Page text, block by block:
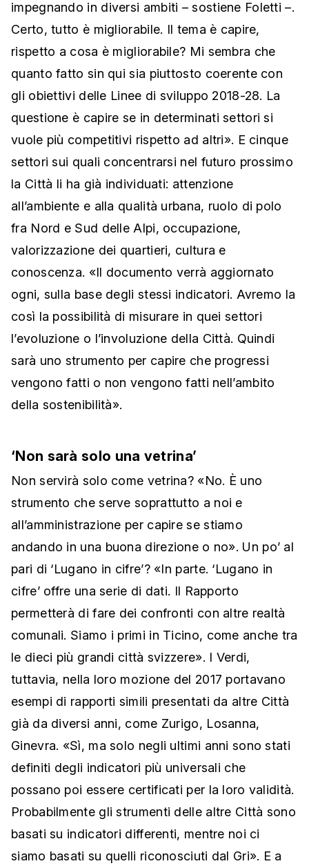
impegnando in diversi ambiti – sostiene Foletti –.
Certo, tutto è migliorabile. Il tema è capire,
rispetto a cosa è migliorabile? Mi sembra che
quanto fatto sin qui sia piuttosto coerente con
gli obiettivi delle Linee di sviluppo 2018-28. La
questione è capire se in determinati settori si
vuole più competitivi rispetto ad altri». E cinque
settori sui quali concentrarsi nel futuro prossimo
la Città li ha già individuati: attenzione
all’ambiente e alla qualità urbana, ruolo di polo
fra Nord e Sud delle Alpi, occupazione,
valorizzazione dei quartieri, cultura e
conoscenza. «Il documento verrà aggiornato
ogni, sulla base degli stessi indicatori. Avremo la
così la possibilità di misurare in quei settori
l’evoluzione o l’involuzione della Città. Quindi
sarà uno strumento per capire che progressi
vengono fatti o non vengono fatti nell’ambito
della sostenibilità».
‘Non sarà solo una vetrina’
Non servirà solo come vetrina? «No. È uno
strumento che serve soprattutto a noi e
all’amministrazione per capire se stiamo
andando in una buona direzione o no». Un po’ al
pari di ‘Lugano in cifre’? «In parte. ‘Lugano in
cifre’ offre una serie di dati. Il Rapporto
permetterà di fare dei confronti con altre realtà
comunali. Siamo i primi in Ticino, come anche tra
le dieci più grandi città svizzere». I Verdi,
tuttavia, nella loro mozione del 2017 portavano
esempi di rapporti simili presentati da altre Città
già da diversi anni, come Zurigo, Losanna,
Ginevra. «Sì, ma solo negli ultimi anni sono stati
definiti degli indicatori più universali che
possano poi essere certificati per la loro validità.
Probabilmente gli strumenti delle altre Città sono
basati su indicatori differenti, mentre noi ci
siamo basati su quelli riconosciuti dal Gri». E a